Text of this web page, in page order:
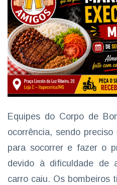
Equipes do Corpo de
ocorrência, sendo
para socorrer e fazer o
devido à dificuldade de
carro caiu. Os bombeiros